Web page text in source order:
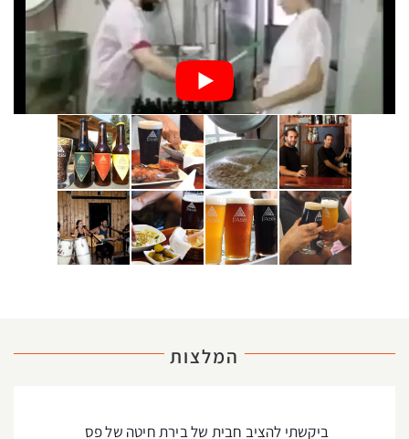
המלצות
ביקשתי להציב חבית של בירת חיטה של פס